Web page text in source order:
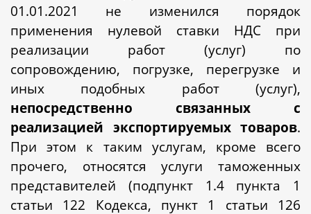
01.01.2021 не изменился порядок
применения нулевой ставки НДС при
реализации работ (услуг) по
сопровождению, погрузке, перегрузке и
иных подобных работ (услуг),
непосредственно связанных с
реализацией экспортируемых товаров.
При этом к таким услугам, кроме всего
прочего, относятся услуги таможенных
представителей (подпункт 1.4 пункта 1
статьи 122 Кодекса, пункт 1 статьи 126